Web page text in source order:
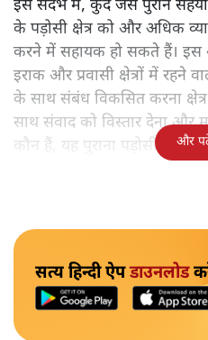
इस संदर्भ में, कुर्द जैसे पुराने
के पड़ोसी क्षेत्र को और अधिक
करने में सहायक हो सकते हैं। इस
इराक और प्रवासी क्षेत्रों में रहने
के साथ संबंध विकसित करना
साथ संवाद को विस्तार देना और
कौन हैं, यह पुराना पड़ोसी जिसे
और
सत्य हिन्दी ऐपडाउनलोड